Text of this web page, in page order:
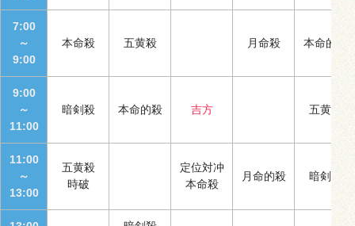
7:00
～
9:00
本命殺 五黄殺 月命殺 本命的殺
9:00
～
11:00
暗剣殺 本命的殺 吉方 五黄殺
11:00
～
13:00
五黄殺
時破
定位対冲
本命殺
月命的殺 暗剣殺